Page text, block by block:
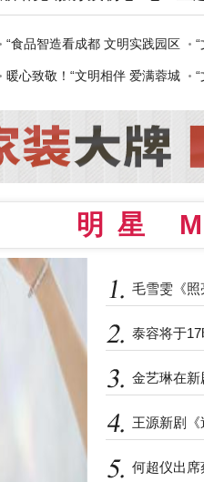
“食品智造看成都 文明实践园区
暖心致敬！“文明相伴 爱满蓉城
明星
毛雪雯《
泰容将于
金艺琳在
王源新剧
何超仪出